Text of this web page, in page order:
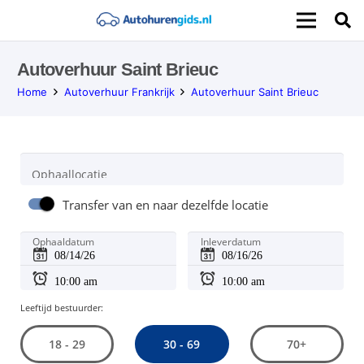
Autoverhuur Saint Brieuc
Home Autoverhuur Frankrijk Autoverhuur Saint Brieuc
Ophaallocatie
Transfer van en naar dezelfde locatie
Ophaaldatum Inleverdatum
Leeftijd bestuurder:
18 - 29 30 - 69 70+